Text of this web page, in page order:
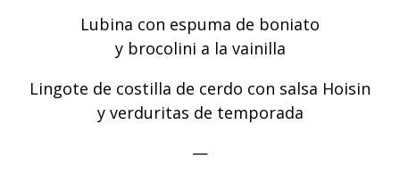
Lubina con espuma de boniato
y brocolini a la vainilla
Lingote de costilla de cerdo con salsa Hoisin
y verduritas de temporada
—